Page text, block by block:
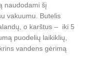
naudodami šį
vakuumu. Butelis
o karštus – iki 5
puodelių laikiklių,
vandens gėrimą